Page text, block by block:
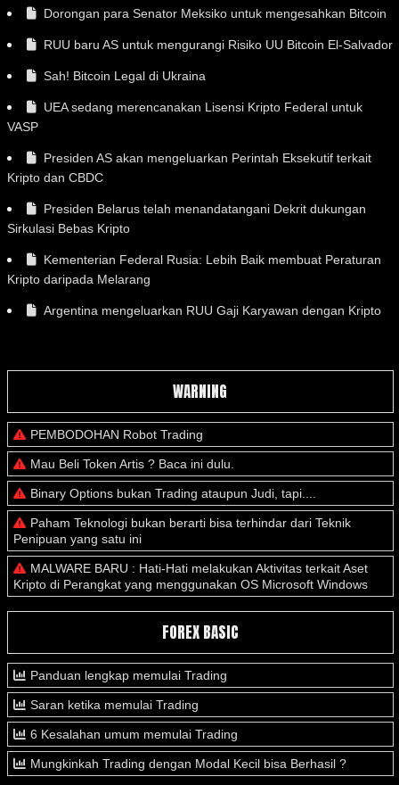
Dorongan para Senator Meksiko untuk mengesahkan Bitcoin
RUU baru AS untuk mengurangi Risiko UU Bitcoin El-Salvador
Sah! Bitcoin Legal di Ukraina
UEA sedang merencanakan Lisensi Kripto Federal untuk
VASP
Presiden AS akan mengeluarkan Perintah Eksekutif terkait
Kripto dan CBDC
Presiden Belarus telah menandatangani Dekrit dukungan
Sirkulasi Bebas Kripto
Kementerian Federal Rusia: Lebih Baik membuat Peraturan
Kripto daripada Melarang
Argentina mengeluarkan RUU Gaji Karyawan dengan Kripto
WARNING
PEMBODOHAN Robot Trading
Mau Beli Token Artis ? Baca ini dulu.
Binary Options bukan Trading ataupun Judi, tapi....
Paham Teknologi bukan berarti bisa terhindar dari Teknik
Penipuan yang satu ini
MALWARE BARU : Hati-Hati melakukan Aktivitas terkait Aset
Kripto di Perangkat yang menggunakan OS Microsoft Windows
FOREX BASIC
Panduan lengkap memulai Trading
Saran ketika memulai Trading
6 Kesalahan umum memulai Trading
Mungkinkah Trading dengan Modal Kecil bisa Berhasil ?